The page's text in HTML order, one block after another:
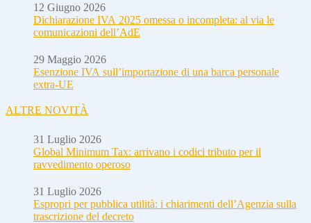
12 Giugno 2026
Dichiarazione IVA 2025 omessa o incompleta: al via le
comunicazioni dell’AdE
29 Maggio 2026
Esenzione IVA sull’importazione di una barca personale
extra-UE
ALTRE NOVITÀ
31 Luglio 2026
Global Minimum Tax: arrivano i codici tributo per il
ravvedimento operoso
31 Luglio 2026
Espropri per pubblica utilità: i chiarimenti dell’Agenzia sulla
trascrizione del decreto